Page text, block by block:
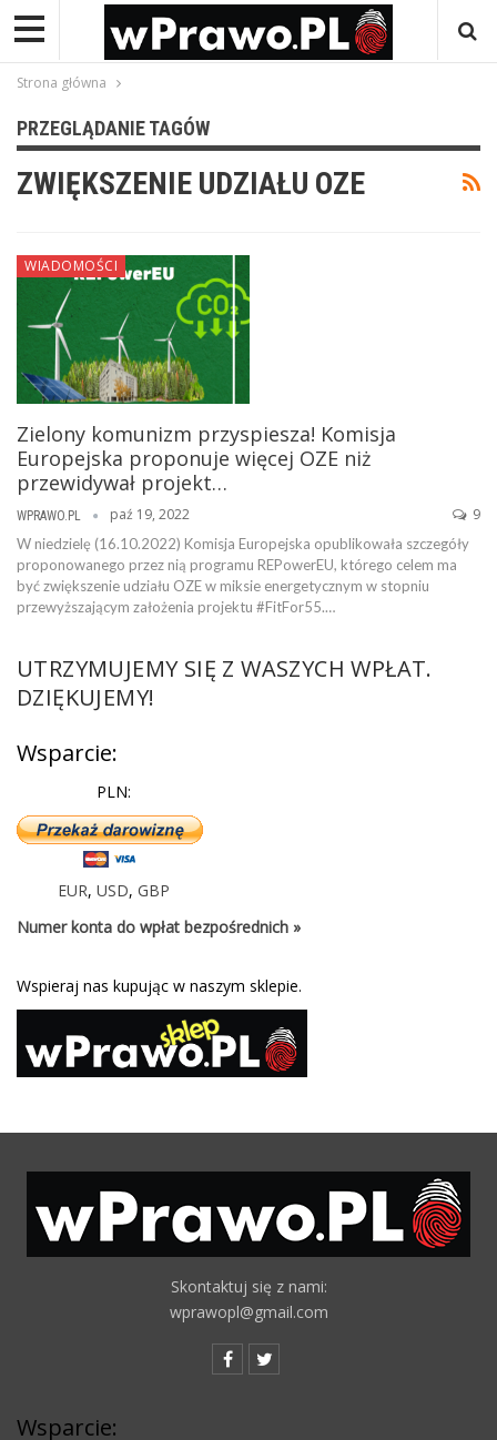
Strona główna
PRZEGLĄDANIE TAGÓW
ZWIĘKSZENIE UDZIAŁU OZE
WIADOMOŚCI
Zielony komunizm przyspiesza! Komisja
Europejska proponuje więcej OZE niż
przewidywał projekt…
WPRAWO.PL paź 19, 2022 9
W niedzielę (16.10.2022) Komisja Europejska opublikowała szczegóły
proponowanego przez nią programu REPowerEU, którego celem ma
być zwiększenie udziału OZE w miksie energetycznym w stopniu
przewyższającym założenia projektu #FitFor55.…
UTRZYMUJEMY SIĘ Z WASZYCH WPŁAT.
DZIĘKUJEMY!
Wsparcie:
PLN:
EUR, USD, GBP
Numer konta do wpłat bezpośrednich »
Wspieraj nas kupując w naszym sklepie.
Skontaktuj się z nami:
wprawopl@gmail.com
Wsparcie: